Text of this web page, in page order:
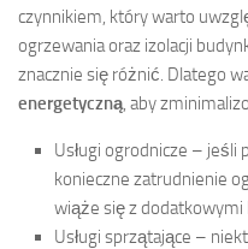
czynnikiem, który warto
ogrzewania oraz izolacji
znacznie się różnić. Dlatego
energetyczną, aby
Usługi ogrodnicze – jeśli
konieczne zatrudnienie
wiąże się z dodatkowymi
Usługi sprzątające –